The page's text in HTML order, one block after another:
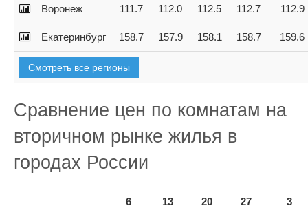
Воронеж 111.7 112.0 112.5 112.7 112.9
Екатеринбург 158.7 157.9 158.1 158.7 159.6
Смотреть все регионы
Сравнение цен по комнатам на
вторичном рынке жилья в
городах России
6
13
20
27
3